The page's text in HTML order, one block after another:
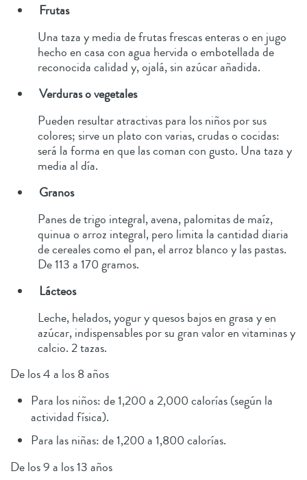
Frutas
Una taza y media de frutas frescas enteras o en jugo
hecho en casa con agua hervida o embotellada de
reconocida calidad y, ojalá, sin azúcar añadida.
Verduras o vegetales
Pueden resultar atractivas para los niños por sus
colores; sirve un plato con varias, crudas o cocidas:
será la forma en que las coman con gusto. Una taza y
media al día.
Granos
Panes de trigo integral, avena, palomitas de maíz,
quinua o arroz integral, pero limita la cantidad diaria
de cereales como el pan, el arroz blanco y las pastas.
De 113 a 170 gramos.
Lácteos
Leche, helados, yogur y quesos bajos en grasa y en
azúcar, indispensables por su gran valor en vitaminas y
calcio. 2 tazas.
De los 4 a los 8 años
Para los niños: de 1,200 a 2,000 calorías (según la
actividad física).
Para las niñas: de 1,200 a 1,800 calorías.
De los 9 a los 13 años